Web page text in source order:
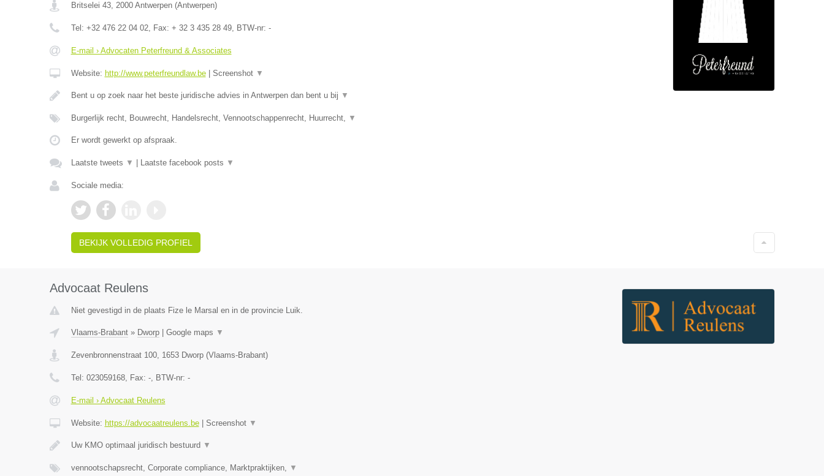
Britselei 43, 2000 Antwerpen(Antwerpen)
Tel: +32 476 22 04 02, Fax: + 32 3 435 28 49, BTW-nr: -
E-mail › Advocaten Peterfreund & Associates
Website: http://www.peterfreundlaw.be| Screenshot ▼
Bent u op zoek naar het beste juridische advies in Antwerpen dan bent u bij ▼
Burgerlijk recht, Bouwrecht, Handelsrecht, Vennootschappenrecht, Huurrecht, ▼
Er wordt gewerkt op afspraak.
Laatste tweets ▼ Laatste facebook posts ▼
Sociale media:
BEKIJK VOLLEDIG PROFIEL
Advocaat Reulens
Niet gevestigd in de plaats Fize le Marsal en in de provincie Luik.
Vlaams-Brabant» Dworp| Google maps ▼
Zevenbronnenstraat 100, 1653 Dworp(Vlaams-Brabant)
Tel: 023059168, Fax: -, BTW-nr: -
E-mail › Advocaat Reulens
Website: https://advocaatreulens.be| Screenshot ▼
Uw KMO optimaal juridisch bestuurd ▼
vennootschapsrecht, Corporate compliance, Marktpraktijken, ▼